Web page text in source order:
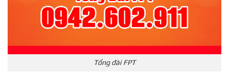
Tổng đài FPT